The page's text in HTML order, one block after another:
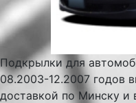
Подкрылки для
08.2003-12.2007 годов
доставкой по Минску и